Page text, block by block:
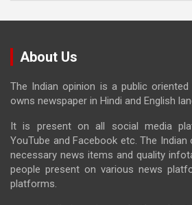
About Us
The Indian opinion is a public
owns newspaper in Hindi and English
It is present on all social media
YouTube and Facebook etc. The
necessary news items and quality
people present on various news
platforms.